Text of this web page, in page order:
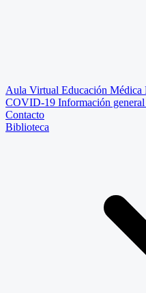
Aula Virtual Educación Médica
COVID-19 Información general
Contacto
Biblioteca